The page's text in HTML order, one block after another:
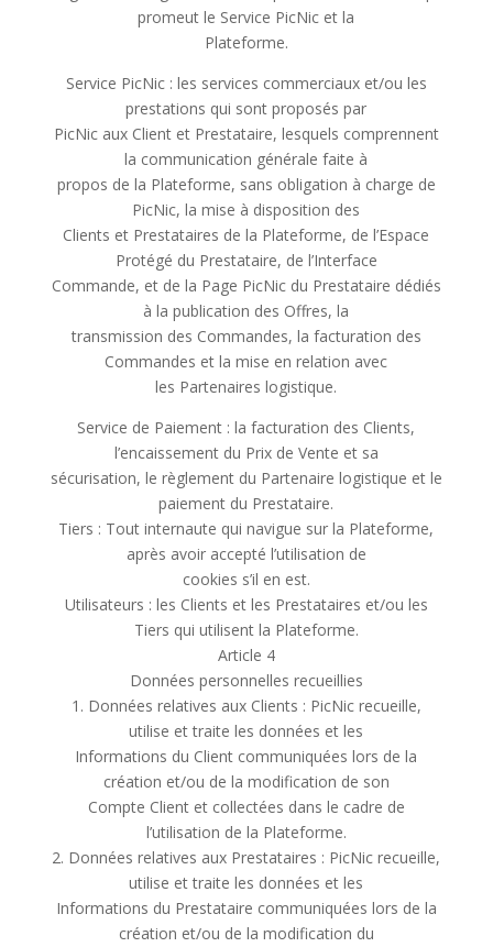
promeut le Service PicNic et la
Plateforme.
Service PicNic : les services commerciaux et/ou les
prestations qui sont proposés par
PicNic aux Client et Prestataire, lesquels comprennent
la communication générale faite à
propos de la Plateforme, sans obligation à charge de
PicNic, la mise à disposition des
Clients et Prestataires de la Plateforme, de l’Espace
Protégé du Prestataire, de l’Interface
Commande, et de la Page PicNic du Prestataire dédiés
à la publication des Offres, la
transmission des Commandes, la facturation des
Commandes et la mise en relation avec
les Partenaires logistique.
Service de Paiement : la facturation des Clients,
l’encaissement du Prix de Vente et sa
sécurisation, le règlement du Partenaire logistique et le
paiement du Prestataire.
Tiers : Tout internaute qui navigue sur la Plateforme,
après avoir accepté l’utilisation de
cookies s’il en est.
Utilisateurs : les Clients et les Prestataires et/ou les
Tiers qui utilisent la Plateforme.
Article 4
Données personnelles recueillies
1. Données relatives aux Clients : PicNic recueille,
utilise et traite les données et les
Informations du Client communiquées lors de la
création et/ou de la modification de son
Compte Client et collectées dans le cadre de
l’utilisation de la Plateforme.
2. Données relatives aux Prestataires : PicNic recueille,
utilise et traite les données et les
Informations du Prestataire communiquées lors de la
création et/ou de la modification du